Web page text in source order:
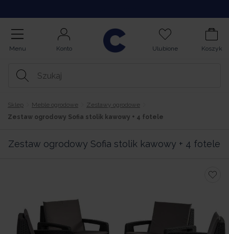
Menu Konto Ulubione Koszyk
Sklep Meble ogrodowe
Zestawy ogrodowe
Zestaw ogrodowy Sofia stolik kawowy + 4 fotele
Zestaw ogrodowy Sofia stolik kawowy + 4 fotele